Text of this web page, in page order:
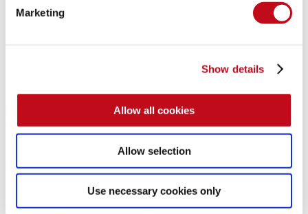
Marketing
Show details
Allow all cookies
Allow selection
Use necessary cookies only
Continúa con estas evaluaciones a lo largo de la
evolución de tu software.
en función del riesgo que representan y lleva a cabo su
Mantén a tus equipos capacitados en el uso adecuado de
la herramienta dentro de tu SDLC.
SAST puede aplicarse en las primeras fases del SDLC, ya
que busca vulnerabilidades en el código antes de que se